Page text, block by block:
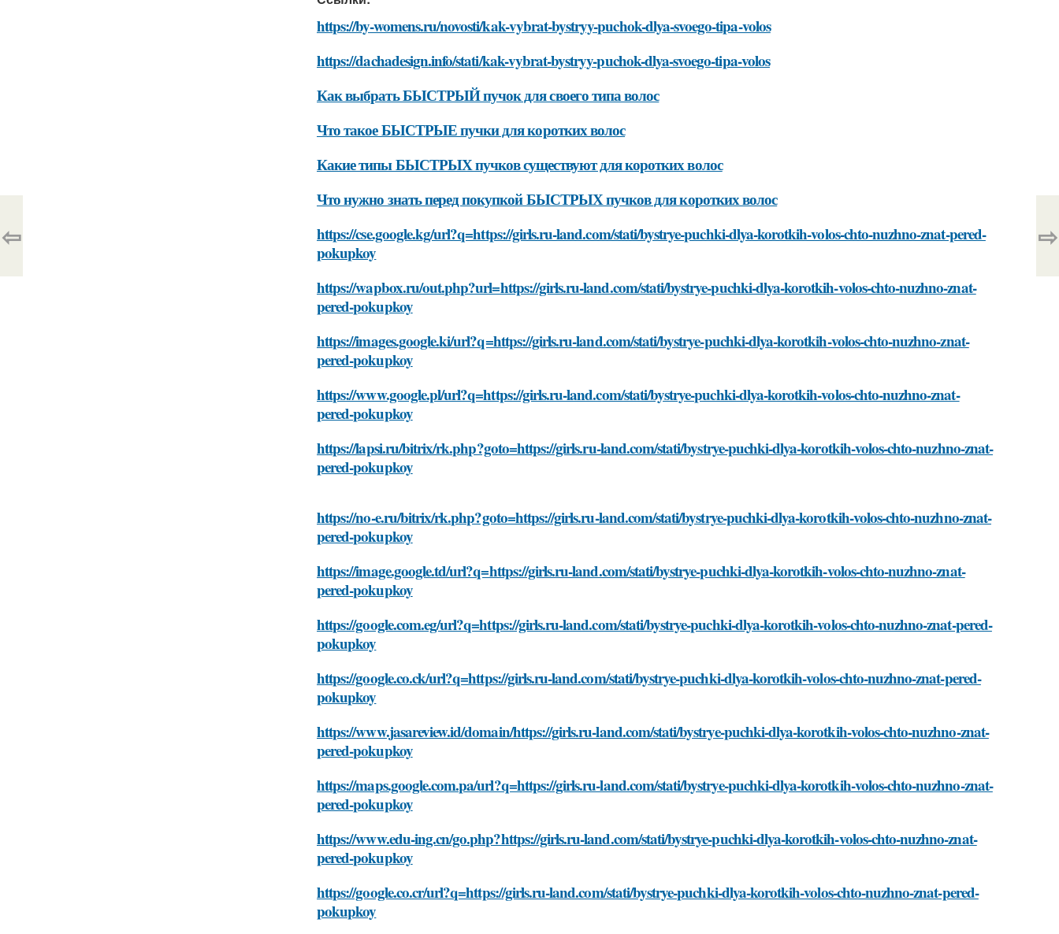
https://by-womens.ru/novosti/kak-vybrat-bystryy-puchok-dlya-svoego-tipa-volos
https://dachadesign.info/stati/kak-vybrat-bystryy-puchok-dlya-svoego-tipa-volos
Как выбрать БЫСТРЫЙ пучок для своего типа волос
Что такое БЫСТРЫЕ пучки для коротких волос
Какие типы БЫСТРЫХ пучков существуют для коротких волос
Что нужно знать перед покупкой БЫСТРЫХ пучков для коротких волос
https://cse.google.kg/url?q=https://girls.ru-land.com/stati/bystrye-puchki-dlya-korotkih-volos-chto-nuzhno-znat-pered-
pokupkoy
https://wapbox.ru/out.php?url=https://girls.ru-land.com/stati/bystrye-puchki-dlya-korotkih-volos-chto-nuzhno-znat-
pered-pokupkoy
https://images.google.ki/url?q=https://girls.ru-land.com/stati/bystrye-puchki-dlya-korotkih-volos-chto-nuzhno-znat-
pered-pokupkoy
https://www.google.pl/url?q=https://girls.ru-land.com/stati/bystrye-puchki-dlya-korotkih-volos-chto-nuzhno-znat-
pered-pokupkoy
https://lapsi.ru/bitrix/rk.php?goto=https://girls.ru-land.com/stati/bystrye-puchki-dlya-korotkih-volos-chto-nuzhno-znat-
pered-pokupkoy
https://no-e.ru/bitrix/rk.php?goto=https://girls.ru-land.com/stati/bystrye-puchki-dlya-korotkih-volos-chto-nuzhno-znat-
pered-pokupkoy
https://image.google.td/url?q=https://girls.ru-land.com/stati/bystrye-puchki-dlya-korotkih-volos-chto-nuzhno-znat-
pered-pokupkoy
https://google.com.eg/url?q=https://girls.ru-land.com/stati/bystrye-puchki-dlya-korotkih-volos-chto-nuzhno-znat-pered-
pokupkoy
https://google.co.ck/url?q=https://girls.ru-land.com/stati/bystrye-puchki-dlya-korotkih-volos-chto-nuzhno-znat-pered-
pokupkoy
https://www.jasareview.id/domain/https://girls.ru-land.com/stati/bystrye-puchki-dlya-korotkih-volos-chto-nuzhno-znat-
pered-pokupkoy
https://maps.google.com.pa/url?q=https://girls.ru-land.com/stati/bystrye-puchki-dlya-korotkih-volos-chto-nuzhno-znat-
pered-pokupkoy
https://www.edu-ing.cn/go.php?https://girls.ru-land.com/stati/bystrye-puchki-dlya-korotkih-volos-chto-nuzhno-znat-
pered-pokupkoy
https://google.co.cr/url?q=https://girls.ru-land.com/stati/bystrye-puchki-dlya-korotkih-volos-chto-nuzhno-znat-pered-
pokupkoy
⇦ ⇨